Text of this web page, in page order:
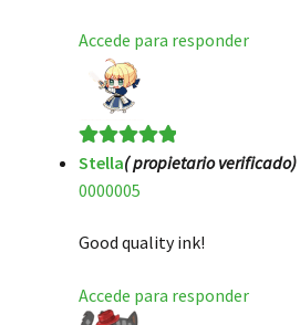
Accede para responder
Valorado en5
de 5
Stella( propietario verificado)
0000005
Good quality ink!
Accede para responder